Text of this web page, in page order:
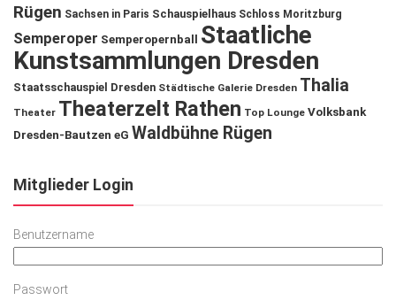
Rügen Sachsen in Paris Schauspielhaus Schloss Moritzburg
Semperoper Semperopernball
Staatliche
Kunstsammlungen Dresden
Staatsschauspiel Dresden Städtische Galerie Dresden Thalia
Theater Theaterzelt Rathen Top Lounge Volksbank
Dresden-Bautzen eG Waldbühne Rügen
Mitglieder Login
Benutzername
Passwort